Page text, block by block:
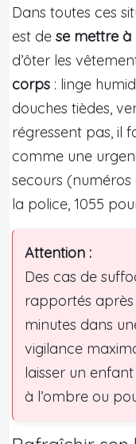
Dans toutes ces
est de se mettre à
d’ôter les
corps : linge
douches tièdes,
régressent pas, il
comme une
secours (numéros
la police, 1055
Attention :
Des cas de
rapportés après
minutes dans
vigilance
laisser un
à l’ombre ou